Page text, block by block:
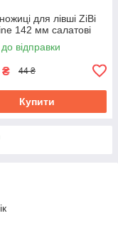
для лівші ZiBi
142 мм салатові
відправки
₴ 44 ₴
Купити